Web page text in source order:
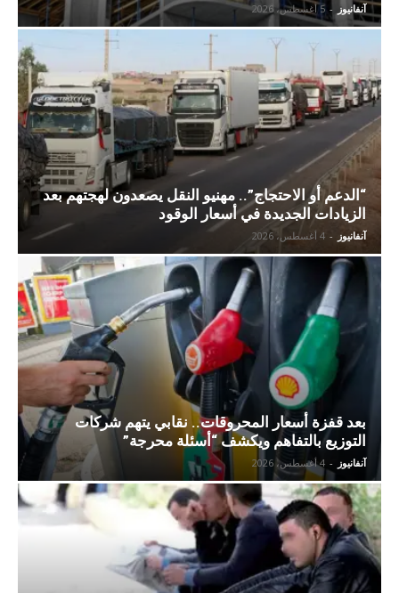
آنفانيوز - 5 أغسطس، 2026
“الدعم أو الاحتجاج”.. مهنيو النقل يصعدون لهجتهم بعد
الزيادات الجديدة في أسعار الوقود
آنفانيوز - 4 أغسطس، 2026
بعد قفزة أسعار المحروقات.. نقابي يتهم شركات
التوزيع بالتفاهم ويكشف “أسئلة محرجة”
آنفانيوز - 4 أغسطس، 2026